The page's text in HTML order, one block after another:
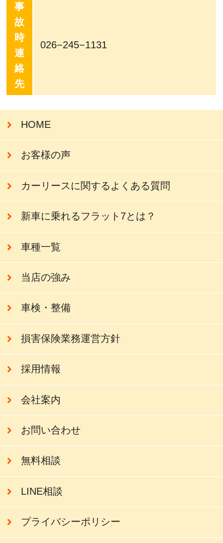
事
故
時
連
絡
先
026−245−1131
HOME
お客様の声
カーリースに関するよくある質問
新車に乗れるフラット7とは？
車種一覧
当店の強み
車検・整備
損害保険業務運営方針
採用情報
会社案内
お問い合わせ
無料相談
LINE相談
プライバシーポリシー